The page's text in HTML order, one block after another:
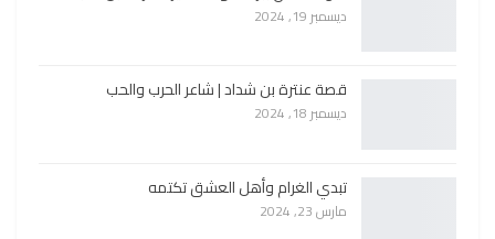
ديسمبر 19, 2024
قصة عنترة بن شداد | شاعر الحرب والحب
ديسمبر 18, 2024
تبدي الغرام وأهل العشق تكتمه
مارس 23, 2024